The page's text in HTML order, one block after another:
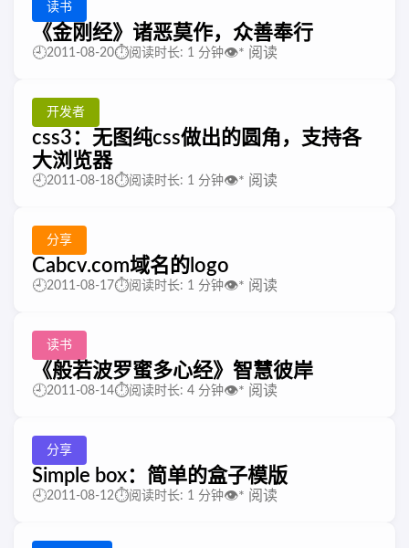
读书
《金刚经》诸恶莫作，众善奉行
🕘2011-08-20⏱️阅读时长: 1 分钟👁️* 阅读
开发者
css3：无图纯css做出的圆角，支持各
大浏览器
🕘2011-08-18⏱️阅读时长: 1 分钟👁️* 阅读
分享
Cabcv.com域名的logo
🕘2011-08-17⏱️阅读时长: 1 分钟👁️* 阅读
读书
《般若波罗蜜多心经》智慧彼岸
🕘2011-08-14⏱️阅读时长: 4 分钟👁️* 阅读
分享
Simple box：简单的盒子模版
🕘2011-08-12⏱️阅读时长: 1 分钟👁️* 阅读